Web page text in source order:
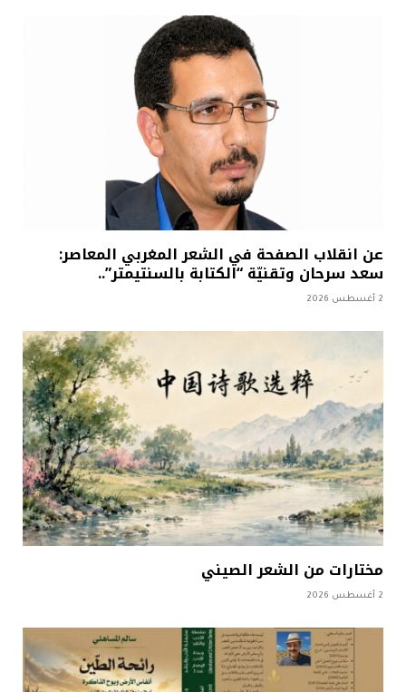
عن انقلاب الصفحة في الشعر المغربي المعاصر:
سعد سرحان وتقنيّة “الكتابة بالسنتيمتر”..
2 أغسطس 2026
مختارات من الشعر الصيني
2 أغسطس 2026